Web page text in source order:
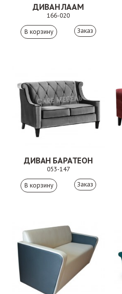
ДИВАН ЛААМ
166-020
Заказ
ДИВАН БАРАТЕОН
053-147
Заказ